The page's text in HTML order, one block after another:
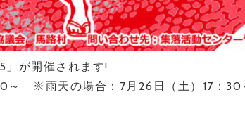
が開催されます!
～ ※雨天の場合：7月26日（土）17：30